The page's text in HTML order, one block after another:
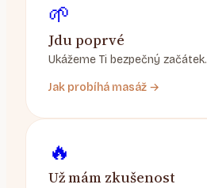
🌱
Jdu poprvé
Ukážeme Ti bezpečný začátek.
Jak probíhá masáž →
🔥
Už mám zkušenost